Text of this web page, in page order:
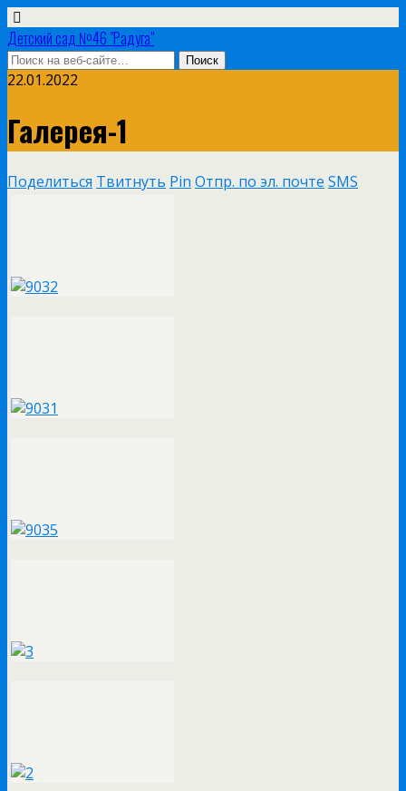
Детский сад №46 "Радуга"
22.01.2022
Галерея-1
Поделиться Твитнуть Pin Отпр. по эл. почте SMS